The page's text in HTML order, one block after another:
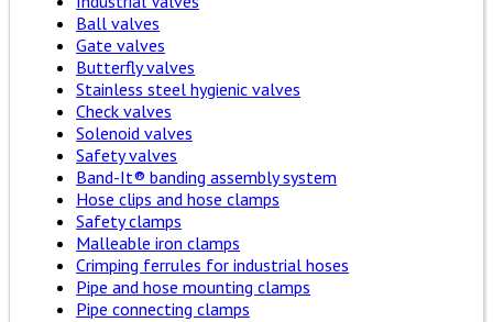
Ball valves
Gate valves
Butterfly valves
Stainless steel hygienic valves
Check valves
Solenoid valves
Safety valves
Band-It® banding assembly system
Hose clips and hose clamps
Safety clamps
Malleable iron clamps
Crimping ferrules for industrial hoses
Pipe and hose mounting clamps
Pipe connecting clamps